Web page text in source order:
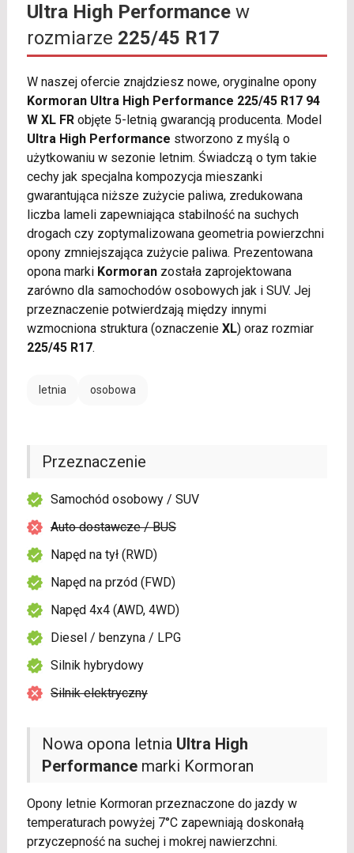
Ultra High Performancew
rozmiarze 225/45 R17
W naszej ofercie znajdziesz nowe, oryginalne opony
Kormoran Ultra High Performance 225/45 R17 94
W XL FRobjęte 5-letnią gwarancją producenta. Model
Ultra High Performance stworzono z myślą o
użytkowaniu w sezonie letnim. Świadczą o tym takie
cechy jak specjalna kompozycja mieszanki
gwarantująca niższe zużycie paliwa, zredukowana
liczba lameli zapewniająca stabilność na suchych
drogach czy zoptymalizowana geometria powierzchni
opony zmniejszająca zużycie paliwa. Prezentowana
opona marki Kormoranzostała zaprojektowana
zarówno dla samochodów osobowych jak i SUV. Jej
przeznaczenie potwierdzają między innymi
wzmocniona struktura (oznaczenie XL) oraz rozmiar
225/45 R17.
letnia osobowa
Nowa opona letnia Ultra High
Performancemarki Kormoran
Opony letnie Kormoran przeznaczone do jazdy w
temperaturach powyżej 7°C zapewniają doskonałą
przyczepność na suchej i mokrej nawierzchni.
Przeznaczenie
Samochód osobowy / SUV
Auto dostawcze / BUS
Napęd na tył (RWD)
Napęd na przód (FWD)
Napęd 4x4 (AWD, 4WD)
Diesel / benzyna / LPG
Silnik hybrydowy
Silnik elektryczny